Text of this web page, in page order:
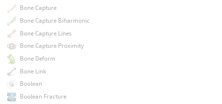
Bone Capture
Bone Capture Biharmonic
Bone Capture Lines
Bone Capture Proximity
Bone Deform
Bone Link
Boolean
Boolean Fracture